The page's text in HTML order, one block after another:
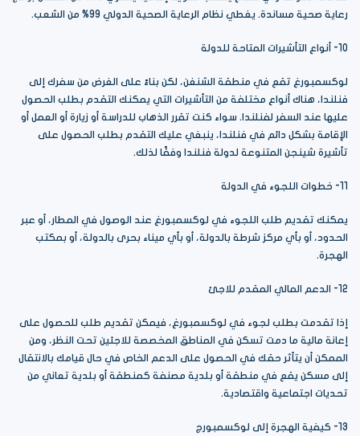
رعاية صحية مساندة. يغطي نظام الرعاية الصحية الدولي 99% من الشعب.
10- أنواع التأشيرات المتاحة للدولة
لوكسمبورغ تقع في منطقة الشنغن، لكن بناءً على الغرض من سفرك إلى
فنلندا، هناك أنواع مختلفة من التأشيرات التي يمكنك التقدم بطلب الحصول
عليها عند السفر لفنلندا. سواء كنت تقرر الذهاب للدراسة أو زيارة أو العمل أو
الإقامة بشكل دائم في فنلندا، ينبغي عليك التقدم بطلب الحصول على
تأشيرة شينجن المتنوعة لدولة فنلندا وفقًا لذلك.
يمكنك تقديم طلب اللجوء في لوكسمبورغ عند الوصول في المطار، أو عبر
الحدود، أو بأي مركز شرطة بالدولة، أو بأي ميناء بحرى بالدولة، أو بمكتب
الهجرة.
12- الدعم المالي المقدم للاجئ
إذا تقدمت بطلب لجوء في لوكسمبورغ، فيمكن تقديم طلب للحصول على
إعانة مالية ما دمت تسكن في المناطق المخصصة للاجئين تحت النظر، ومن
الممكن أن يتأثر حقك في الحصول على الدعم الخاص في حال قيامك بالانتقال
إلى مسكن يقع في منطقة أو بلدية مصنفة كمنطقة أو بلدية تعاني من
تحديات اجتماعية واقتصادية.
13- كيفية الهجرة إلى لوكسمبورج